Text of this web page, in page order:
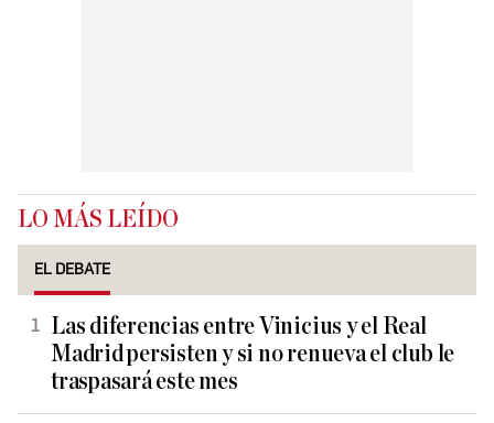
LO MÁS LEÍDO
EL DEBATE
Las diferencias entre Vinicius y el Real
Madrid persisten y si no renueva el club le
traspasará este mes